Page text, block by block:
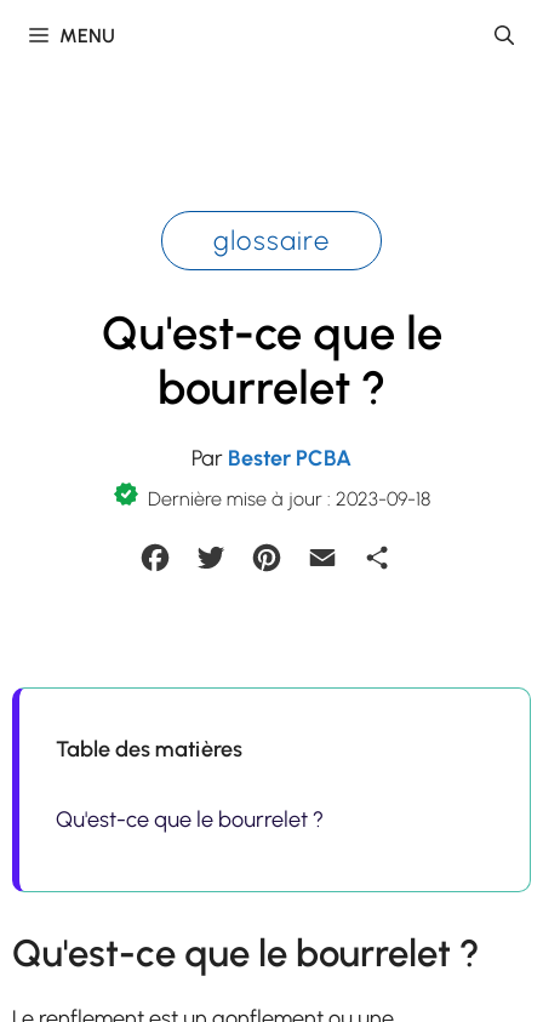
MENU
glossaire
Qu'est-ce que le
bourrelet ?
Par Bester PCBA
Dernière mise à jour : 2023-09-18
FacebookTwitter Pinterest Email
Table des matières
Qu'est-ce que le bourrelet ?
Qu'est-ce que le bourrelet ?